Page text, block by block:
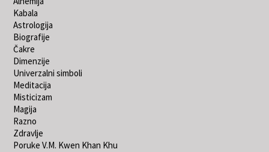
Kabala
Astrologija
Biografije
Čakre
Dimenzije
Univerzalni simboli
Meditacija
Misticizam
Magija
Razno
Zdravlje
Poruke V.M. Kwen Khan Khu